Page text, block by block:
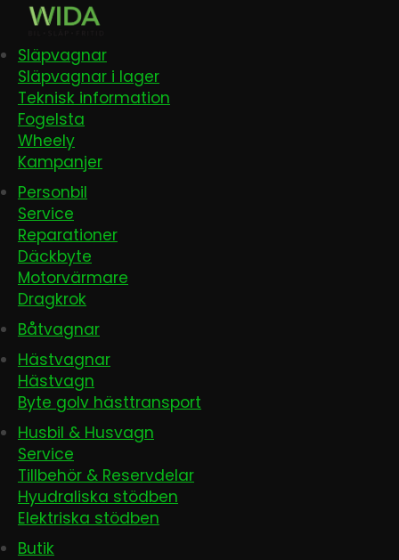
Släpvagnar
Släpvagnar i lager
Teknisk information
Fogelsta
Wheely
Kampanjer
Personbil
Service
Reparationer
Däckbyte
Motorvärmare
Dragkrok
Båtvagnar
Hästvagnar
Hästvagn
Byte golv hästtransport
Husbil & Husvagn
Service
Tillbehör & Reservdelar
Hyudraliska stödben
Elektriska stödben
Butik